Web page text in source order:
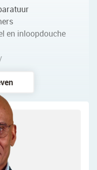
en inloopdouche
bereik je de
Achter de
entreehal met
hier deels